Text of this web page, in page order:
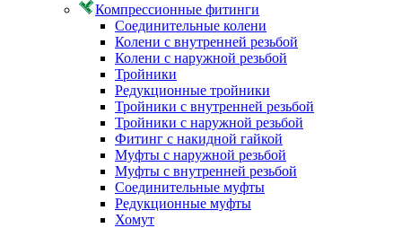
Компрессионные фитинги
Соединительные колени
Колени с внутренней резьбой
Колени с наружной резьбой
Тройники
Редукционные тройники
Тройники с внутренней резьбой
Тройники с наружной резьбой
Фитинг с накидной гайкой
Муфты с наружной резьбой
Муфты с внутренней резьбой
Соединительные муфты
Редукционные муфты
Хомут